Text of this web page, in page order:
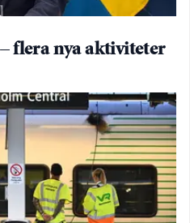
flera nya aktiviteter